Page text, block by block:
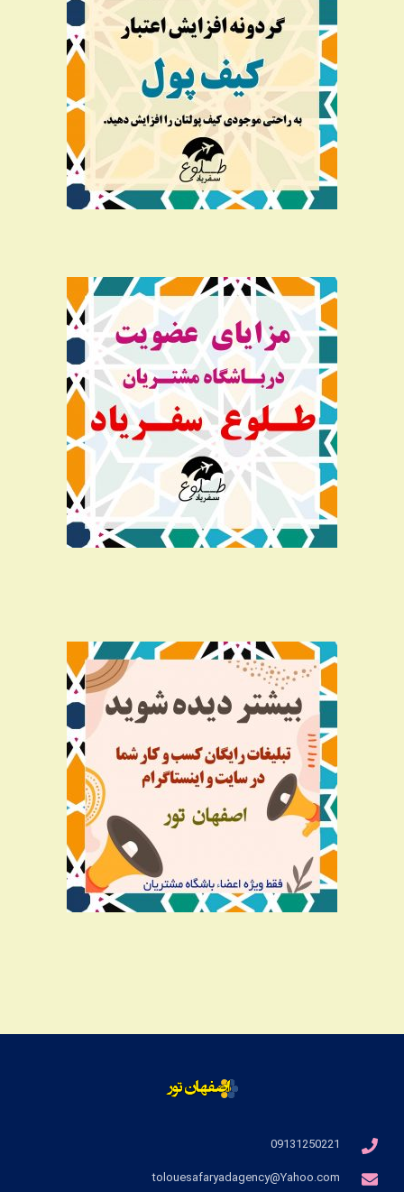
09131250221
tolouesafaryadagency@Yahoo.com